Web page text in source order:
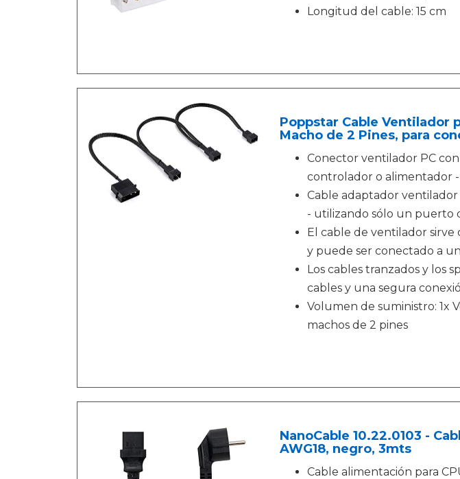
Longitud del cable: 15 cm
Poppstar Cable Ventilador
Macho de 2 Pines, para
Conector ventilador PC
controlador o alimentador
Cable adaptador
- utilizando sólo un puerto
El cable de ventilador sirve
y puede ser conectado a
Los cables tranzados y los
cables y una segura
Volumen de suministro: 1x
machos de 2 pines
NanoCable 10.22.0103 -
AWG18, negro, 3mts
Cable alimentación para